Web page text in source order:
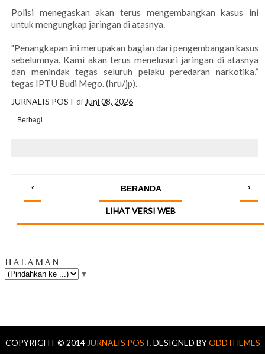
Polisi menegaskan akan terus mengembangkan kasus ini
untuk mengungkap jaringan di atasnya.
"Penangkapan ini merupakan bagian dari pengembangan kasus
sebelumnya. Kami akan terus menelusuri jaringan di atasnya
dan menindak tegas seluruh pelaku peredaran narkotika,”
tegas IPTU Budi Mego. (hru/jp).
JURNALIS POST di Juni 08, 2026
Berbagi
‹ ›
BERANDA
LIHAT VERSI WEB
HALAMAN
▼
COPYRIGHT © 2014 JURNALIS POST.DESIGNED BYODDTHEMES